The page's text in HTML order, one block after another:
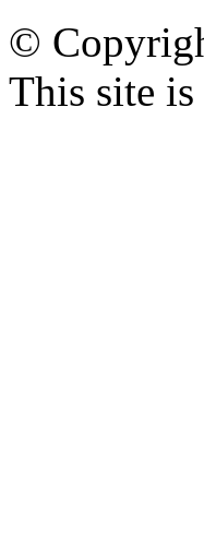
©
This site